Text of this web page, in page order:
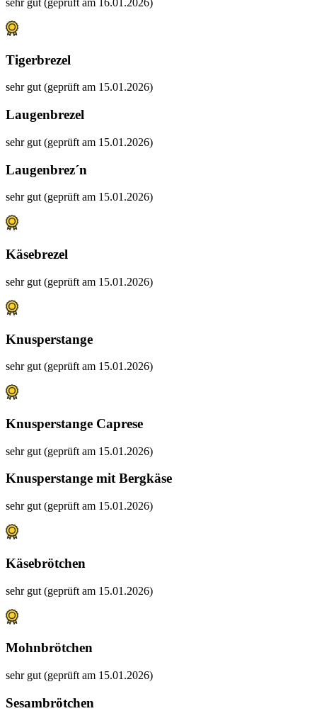
sehr gut (geprüft am 16.01.2026)
Tigerbrezel
sehr gut (geprüft am 15.01.2026)
Laugenbrezel
sehr gut (geprüft am 15.01.2026)
Laugenbrez´n
sehr gut (geprüft am 15.01.2026)
Käsebrezel
sehr gut (geprüft am 15.01.2026)
Knusperstange
sehr gut (geprüft am 15.01.2026)
Knusperstange Caprese
sehr gut (geprüft am 15.01.2026)
Knusperstange mit Bergkäse
sehr gut (geprüft am 15.01.2026)
Käsebrötchen
sehr gut (geprüft am 15.01.2026)
Mohnbrötchen
sehr gut (geprüft am 15.01.2026)
Sesambrötchen